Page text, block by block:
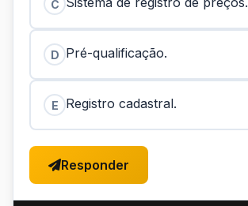
C
D Pré-qualificação.
E Registro cadastral.
Responder